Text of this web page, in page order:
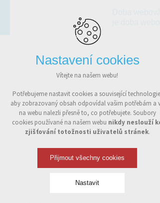
Nastavení cookies
Vítejte na našem webu!
Potřebujeme nastavit cookies a související
aby zobrazovaný obsah odpovídal vašim potřebám a
na webu nalezli přesně to, co potřebujete. Soubory
cookies používané na našem webu nikdy neslouží
zjišťování totožnosti uživatelů stránek.
Přijmout všechny cookies
Nastavit